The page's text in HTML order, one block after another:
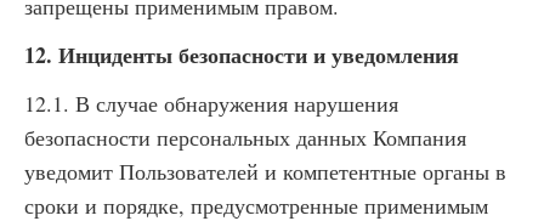
запрещены применимым правом.
12. Инциденты безопасности и уведомления
12.1. В случае обнаружения нарушения
безопасности персональных данных Компания
уведомит Пользователей и компетентные органы в
сроки и порядке, предусмотренные применимым